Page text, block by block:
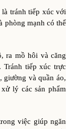
tránh tiếp xúc với
phòng mạnh có thể
mồ hôi và căng
Tránh tiếp xúc trực
giường và quần áo,
lý các sản phẩm
việc giúp ngăn